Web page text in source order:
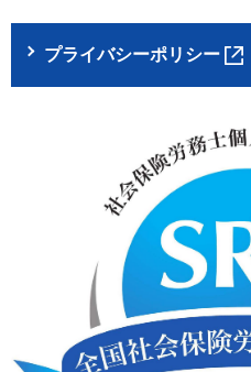
プライバシーポリシー